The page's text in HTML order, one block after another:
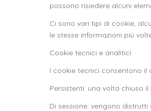
possono risiedere alcuni
Ci sono vari tipi di cookie,
le stesse informazioni più
Cookie tecnici e analitici
I cookie tecnici consentono il
Persistenti: una volta chiuso
Di sessione: vengono